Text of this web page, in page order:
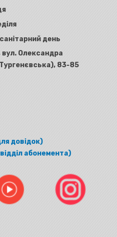
день
вул. Олександра
83-85
довідок)
абонемента)